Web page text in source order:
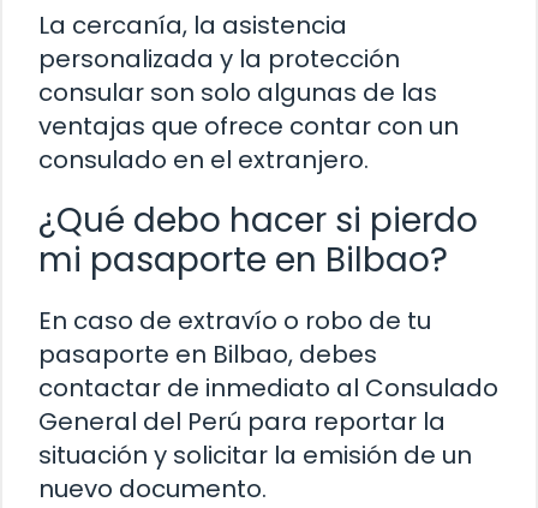
La cercanía, la asistencia
personalizada y la protección
consular son solo algunas de las
ventajas que ofrece contar con un
consulado en el extranjero.
¿Qué debo hacer si pierdo
mi pasaporte en Bilbao?
En caso de extravío o robo de tu
pasaporte en Bilbao, debes
contactar de inmediato al Consulado
General del Perú para reportar la
situación y solicitar la emisión de un
nuevo documento.